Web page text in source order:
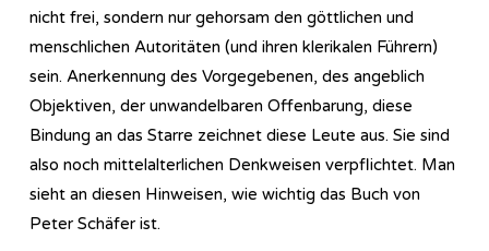
nicht frei, sondern nur gehorsam den göttlichen und
menschlichen Autoritäten (und ihren klerikalen Führern)
sein. Anerkennung des Vorgegebenen, des angeblich
Objektiven, der unwandelbaren Offenbarung, diese
Bindung an das Starre zeichnet diese Leute aus. Sie sind
also noch mittelalterlichen Denkweisen verpflichtet. Man
sieht an diesen Hinweisen, wie wichtig das Buch von
Peter Schäfer ist.